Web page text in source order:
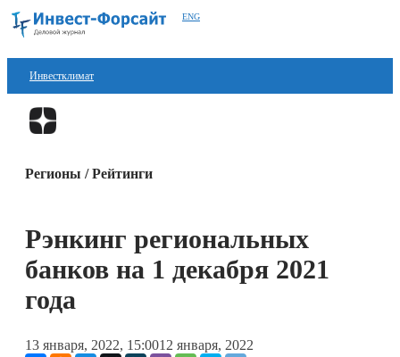
ENG
Инвестклимат
Финансы
Регионы / Рейтинги
Рэнкинг региональных
банков на 1 декабря 2021
года
13 января, 2022, 15:0012 января, 2022